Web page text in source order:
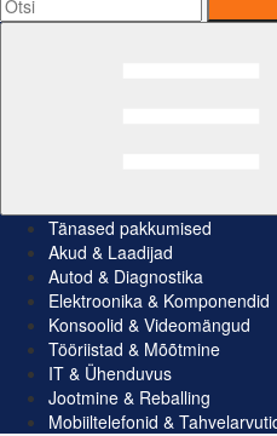
Tänased pakkumised
Akud & Laadijad
Autod & Diagnostika
Elektroonika & Komponendid
Konsoolid & Videomängud
Tööriistad & Mõõtmine
IT & Ühenduvus
Jootmine & Reballing
Mobiiltelefonid &